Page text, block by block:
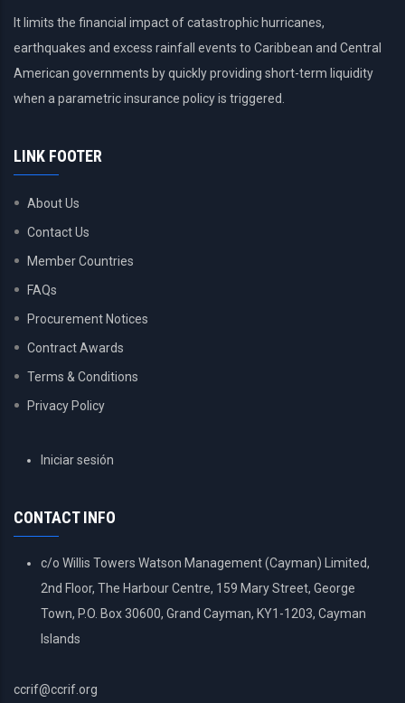
It limits the financial impact of catastrophic hurricanes,
earthquakes and excess rainfall events to Caribbean and Central
American governments by quickly providing short-term liquidity
when a parametric insurance policy is triggered.
LINK FOOTER
About Us
Contact Us
Member Countries
FAQs
Procurement Notices
Contract Awards
Terms & Conditions
Privacy Policy
USERIniciar sesión
CONTACT INFO
c/o Willis Towers Watson Management (Cayman) Limited,
2nd Floor, The Harbour Centre, 159 Mary Street, George
Town, P.O. Box 30600, Grand Cayman, KY1-1203, Cayman
Islands
ccrif@ccrif.org